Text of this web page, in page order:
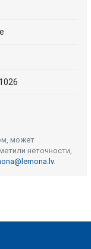
может
неточности,
.